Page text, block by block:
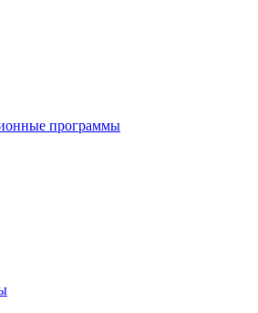
программы